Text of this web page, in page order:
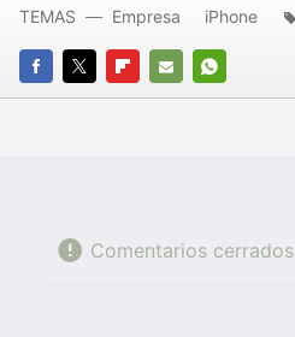
FACEBOOK
TWITTERFLIPBOARD
E-
WHATSAPP
TEMAS Empresa iPhone
Comentarios cerrados